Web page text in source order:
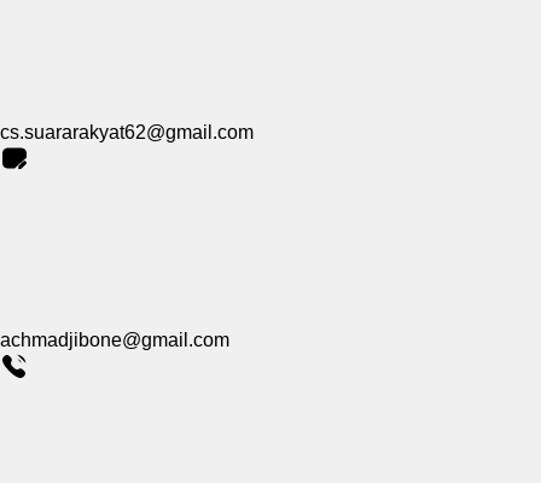
cs.suararakyat62@gmail.com
achmadjibone@gmail.com